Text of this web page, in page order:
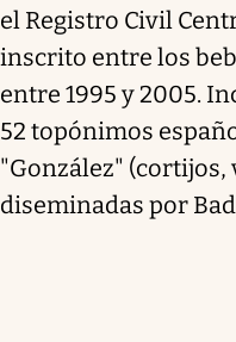
el Registro Civil
inscrito entre los
entre 1995 y 2005.
52 topónimos
"González" (cortijos,
diseminadas por